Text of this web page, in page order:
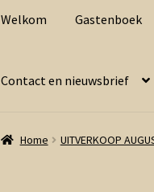
door
naar
Welkom Gastenboek
Contact en nieuwsbrief
Home UITVERKOOP